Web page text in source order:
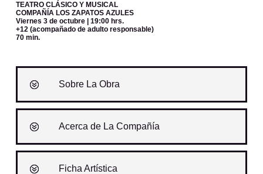
TEATRO CLÁSICO Y MUSICAL
COMPAÑÍA LOS ZAPATOS AZULES
Viernes 3 de octubre| 19:00 hrs.
+12 (acompañado de adulto responsable)
70 min.
Sobre La Obra
Acerca de La Compañía
Ficha Artística